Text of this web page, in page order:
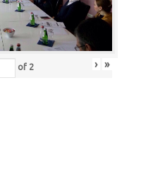
of 2 › »